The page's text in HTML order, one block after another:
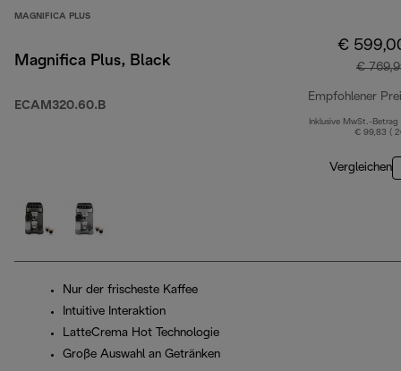
MAGNIFICA PLUS
Magnifica Plus, Black
ECAM320.60.B
€
€
Empfohlener
Inklusive MwSt.-Betrag
€ 99,83 (
Vergleichen
Nur der frischeste Kaffee
Intuitive Interaktion
LatteCrema Hot Technologie
Große Auswahl an Getränken